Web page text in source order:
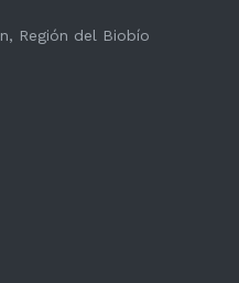
Región del Biobío